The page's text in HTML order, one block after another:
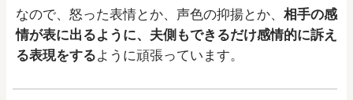
なので、怒った表情とか、声色の抑揚とか、 相手の感
情が表に出るように、夫側もできるだけ感情的に訴え
る表現をするように頑張っています。